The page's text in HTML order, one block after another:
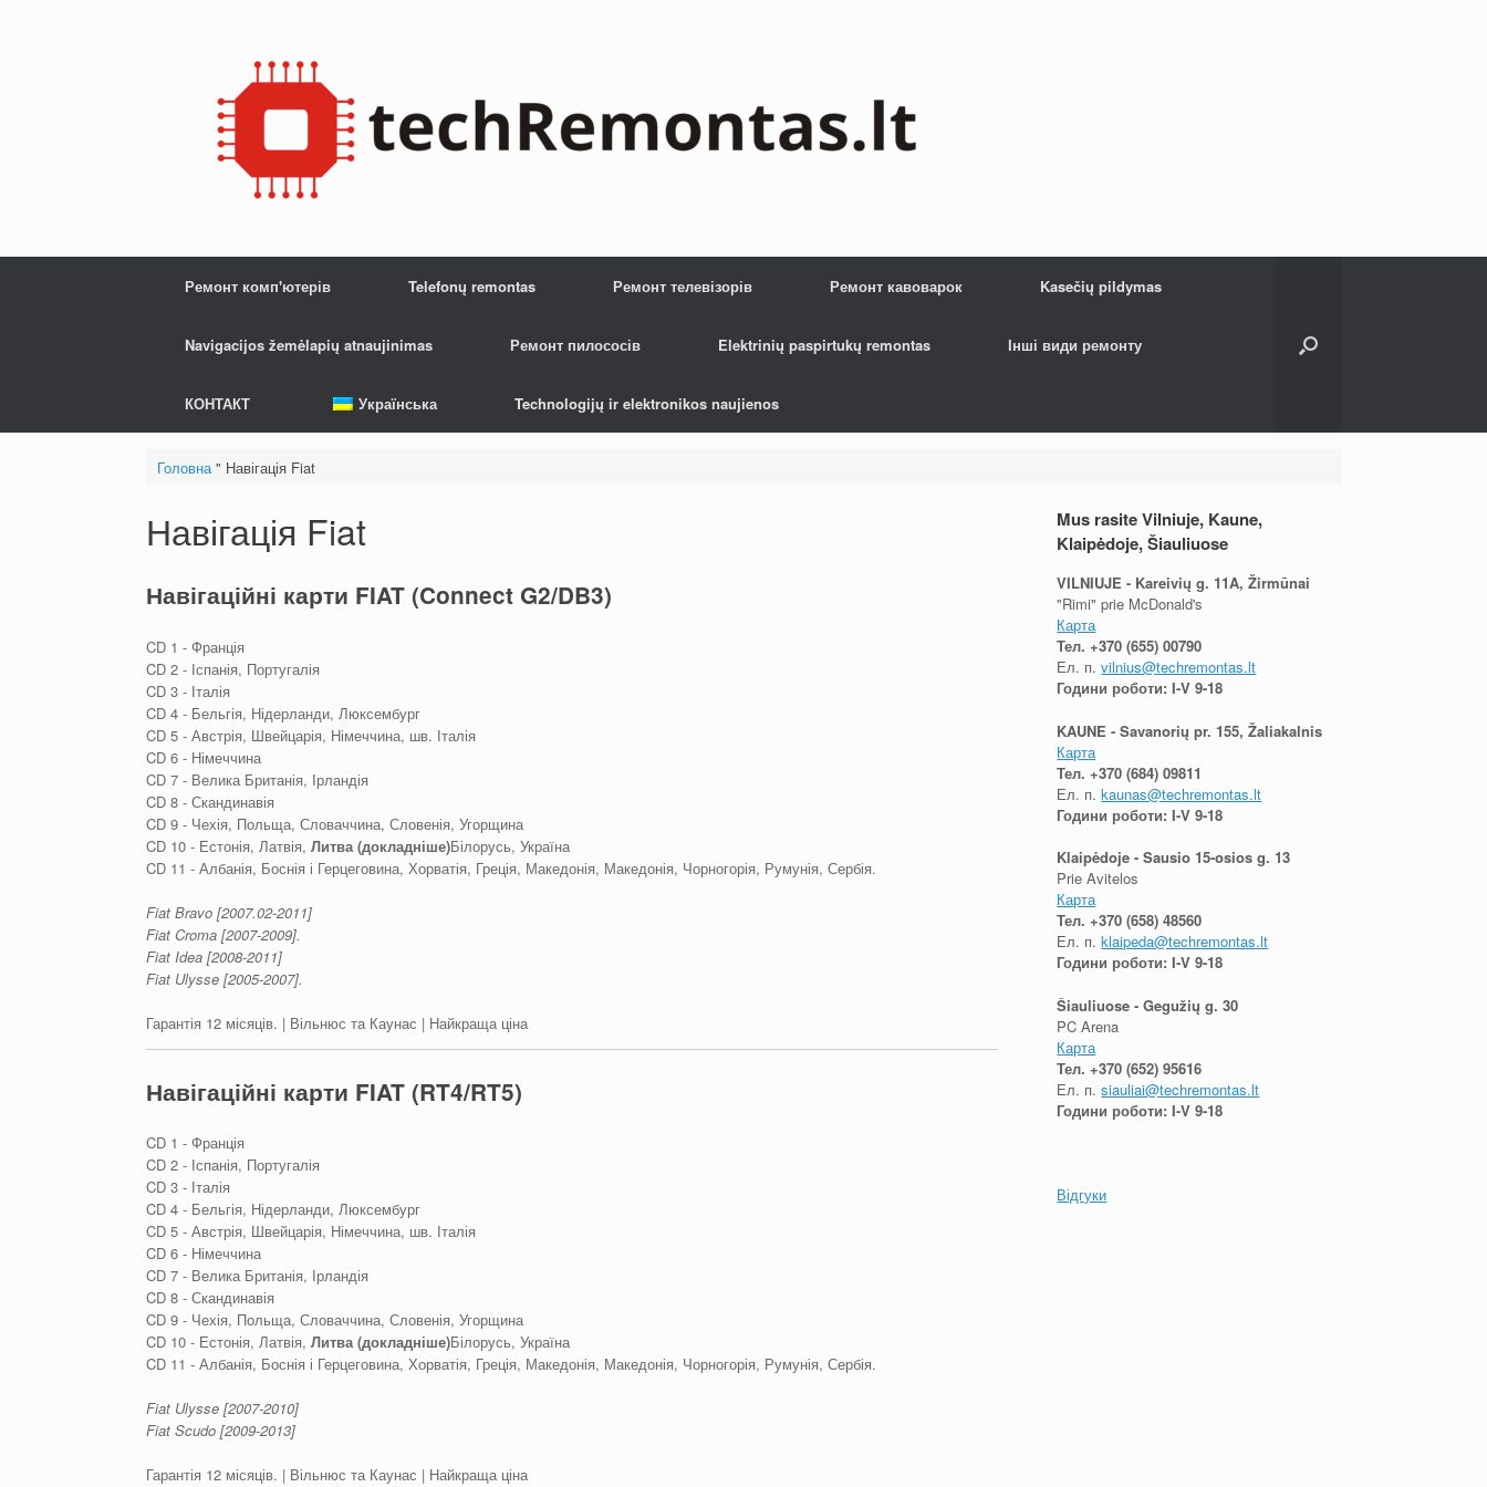
Ремонт комп'ютерів Telefonų remontas Ремонт телевізорів Ремонт кавоварок Kasečių pildymas
Navigacijos žemėlapių atnaujinimas Ремонт пилососів Elektrinių paspirtukų remontas Інші види ремонту
КОНТАКТ Українська Technologijų ir elektronikos naujienos
Головна" Навігація Fiat
Навігація Fiat
Навігаційні карти FIAT (Connect G2/DB3)
CD 1 - Франція
CD 2 - Іспанія, Португалія
CD 3 - Італія
CD 4 - Бельгія, Нідерланди, Люксембург
CD 5 - Австрія, Швейцарія, Німеччина, шв. Італія
CD 6 - Німеччина
CD 7 - Велика Британія, Ірландія
CD 8 - Скандинавія
CD 9 - Чехія, Польща, Словаччина, Словенія, Угорщина
CD 10 - Естонія, Латвія, Литва (докладніше)Білорусь, Україна
CD 11 - Албанія, Боснія і Герцеговина, Хорватія, Греція, Македонія, Македонія, Чорногорія, Румунія, Сербія.
Fiat Bravo [2007.02-2011]
Fiat Croma [2007-2009].
Fiat Idea [2008-2011]
Fiat Ulysse [2005-2007].
Гарантія 12 місяців. | Вільнюс та Каунас | Найкраща ціна
Навігаційні карти FIAT (RT4/RT5)
CD 1 - Франція
CD 2 - Іспанія, Португалія
CD 3 - Італія
CD 4 - Бельгія, Нідерланди, Люксембург
CD 5 - Австрія, Швейцарія, Німеччина, шв. Італія
CD 6 - Німеччина
CD 7 - Велика Британія, Ірландія
CD 8 - Скандинавія
CD 9 - Чехія, Польща, Словаччина, Словенія, Угорщина
CD 10 - Естонія, Латвія, Литва (докладніше)Білорусь, Україна
CD 11 - Албанія, Боснія і Герцеговина, Хорватія, Греція, Македонія, Македонія, Чорногорія, Румунія, Сербія.
Fiat Ulysse [2007-2010]
Fiat Scudo [2009-2013]
Гарантія 12 місяців. | Вільнюс та Каунас | Найкраща ціна
Mus rasite Vilniuje, Kaune,
Klaipėdoje, Šiauliuose
VILNIUJE - Kareivių g. 11A, Žirmūnai
"Rimi" prie McDonald's
Карта
Тел.+370 (655) 00790
Ел. п.vilnius@techremontas.lt
Години роботи: I-V 9-18
KAUNE - Savanorių pr. 155, Žaliakalnis
Карта
Тел.+370 (684) 09811
Ел. п.kaunas@techremontas.lt
Години роботи: I-V 9-18
Klaipėdoje - Sausio 15-osios g. 13
Prie Avitelos
Карта
Тел.+370 (658) 48560
Ел. п.klaipeda@techremontas.lt
Години роботи: I-V 9-18
Šiauliuose - Gegužių g. 30
PC Arena
Карта
Тел.+370 (652) 95616
Ел. п.siauliai@techremontas.lt
Години роботи: I-V 9-18
Відгуки